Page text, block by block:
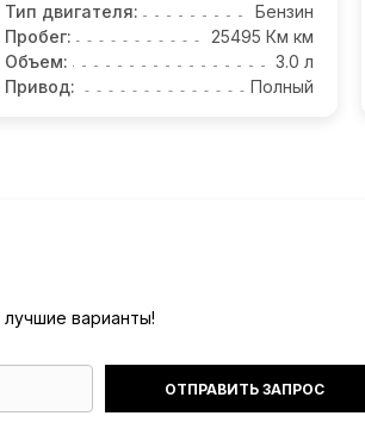
Тип двигателя:
Бензин
Пробег:
25495 Км км
Объем:
3.0 л
Привод:
Полный
варианты!